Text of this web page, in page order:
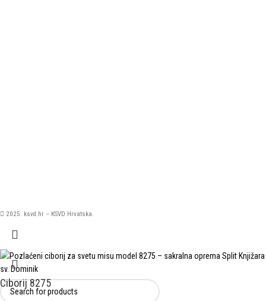
2025. ksvd.hr – KSVD Hrvatska.
Ciborij 8275